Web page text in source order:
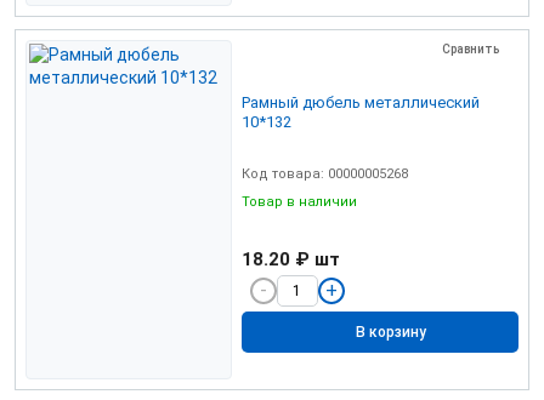
Сравнить
Рамный дюбель металлический
10*132
Код товара: 00000005268
Товар в наличии
18.20 ₽ шт
В корзину